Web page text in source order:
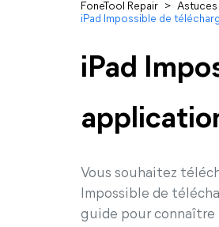
FoneTool Repair > Astuces
iPad Impossible de
iPad
Vous souhaitez
Impossible de
guide pour connaître